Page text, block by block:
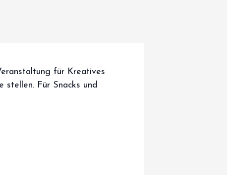
für Kreatives
stellen. Für Snacks und